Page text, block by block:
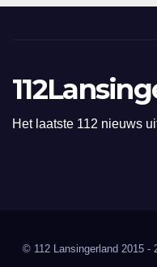
Het laatste 112 nieuws
© 112 Lansingerland 2015 -